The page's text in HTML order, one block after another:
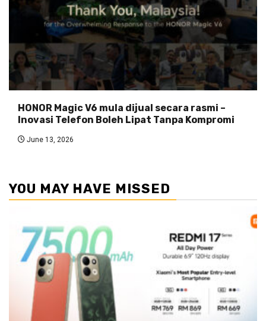
HONOR Magic V6 mula dijual secara rasmi –
Inovasi Telefon Boleh Lipat Tanpa Kompromi
June 13, 2026
YOU MAY HAVE MISSED